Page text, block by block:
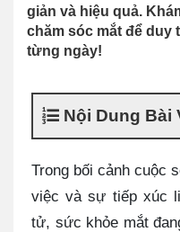
giản và hiệu quả.
chăm sóc mắt để duy
từng ngày!
Nội Dung Bài
Trong bối cảnh cuộc
việc và sự tiếp xúc
tử, sức khỏe mắt